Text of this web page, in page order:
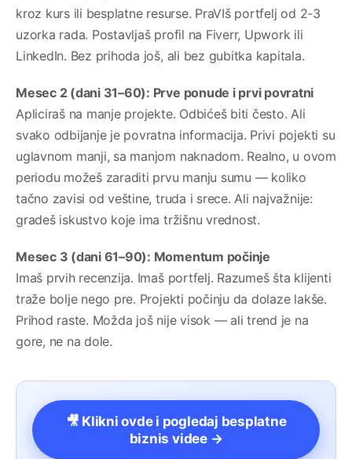
kroz kurs ili besplatne resurse. PraVIš portfelj od 2-3
uzorka rada. Postavljaš profil na Fiverr, Upwork ili
LinkedIn. Bez prihoda još, ali bez gubitka kapitala.
Mesec 2 (dani 31–60): Prve ponude i prvi povratni
Apliciraš na manje projekte. Odbićeš biti često. Ali
svako odbijanje je povratna informacija. Privi pojekti su
uglavnom manji, sa manjom naknadom. Realno, u ovom
periodu možeš zaraditi prvu manju sumu — koliko
tačno zavisi od veštine, truda i srece. Ali najvažnije:
gradeš iskustvo koje ima tržišnu vrednost.
Mesec 3 (dani 61–90): Momentum počinje
Imaš prvih recenzija. Imaš portfelj. Razumeš šta klijenti
traže bolje nego pre. Projekti počinju da dolaze lakše.
Prihod raste. Možda još nije visok — ali trend je na
gore, ne na dole.
🎥 Klikni ovde i pogledaj besplatne
biznis videe →